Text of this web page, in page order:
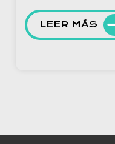
un diseño
LEER MÁS